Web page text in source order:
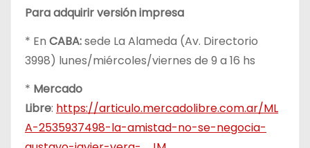
Para adquirir versión impresa
* En CABA:sede La Alameda (Av. Directorio
3998) lunes/miércoles/viernes de 9 a 16 hs
* Mercado
Libre: https://articulo.mercadolibre.com.ar/ML
A-2535937498-la-amistad-no-se-negocia-